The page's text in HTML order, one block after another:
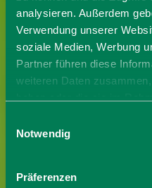
analysieren. Außerdem
Verwendung unserer
soziale Medien, Werbung
Partner führen diese
weiteren Daten
Cookies, wenn Sie unsere
Notwendig
Präferenzen